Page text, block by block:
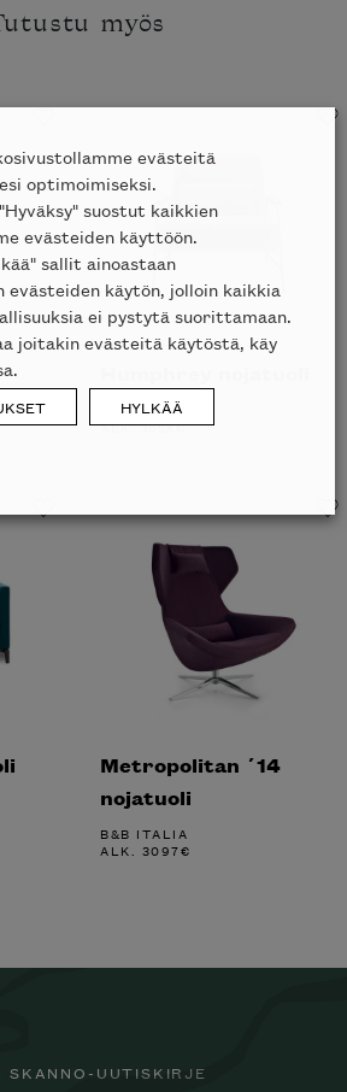
myös
LIGNE ROSET
ALK.1528€
Metropolitan ´14
nojatuoli
B&B ITALIA
ALK. 3097€
SKANNO-UUTISKIRJE
evästeitä
optimoimiseksi.
suostut kaikkien
evästeiden käyttöön.
sallit ainoastaan
käytön, jolloin kaikkia
ei pystytä suorittamaan.
joitakin evästeitä käytöstä, käy
HYLKÄÄ